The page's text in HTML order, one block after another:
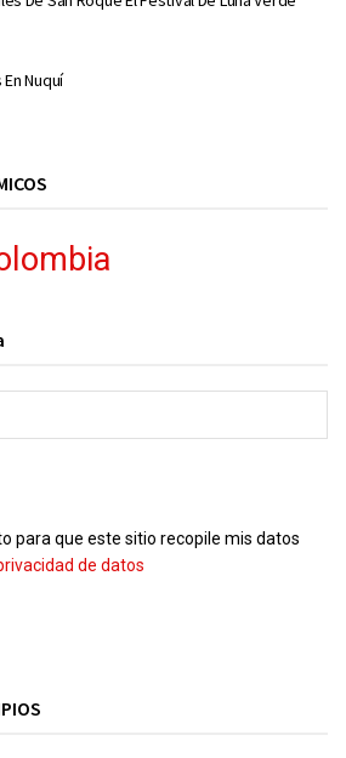
Nuquí
para que este sitio recopile mis datos
de datos